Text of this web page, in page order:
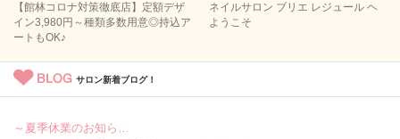
【館林コロナ対策徹底店】定額デザ
イン3,980円～種類多数用意◎持込ア
ートもOK♪
ネイルサロン ブリエ レジュール ヘ
ようこそ
BLOG サロン新着ブログ！
～夏季休業のお知ら…